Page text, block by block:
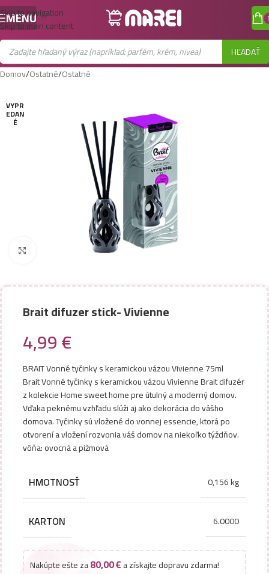
Skip to navigation
Skip to main content
MENU
HĽADAŤ
Domov/Ostatné/Ostatné
VYPR
EDAN
É
Zobraziť väčší obrázok
Brait difuzer stick- Vivienne
4,99€
BRAIT Vonné tyčinky s keramickou vázou Vivienne 75ml
Brait Vonné tyčinky s keramickou vázou Vivienne Brait difuzér
z kolekcie Home sweet home pre útulný a moderný domov.
Vďaka peknému vzhľadu slúži aj ako dekorácia do vášho
domova. Tyčinky sú vložené do vonnej essencie, ktorá po
otvorení a vložení rozvonia váš domov na niekoľko týždňov.
vôňa: ovocná a pižmová
HMOTNOSŤ 0,156 kg
KARTON 6.0000
Nakúpte ešte za80,00€a získajte dopravu zdarma!